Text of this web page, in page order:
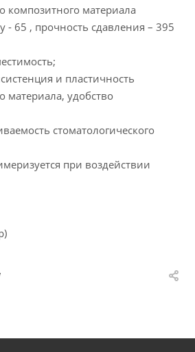
композитного материала
- 65 , прочность сдавления – 395
и пластичность
материала, удобство
стоматологического
при воздействии